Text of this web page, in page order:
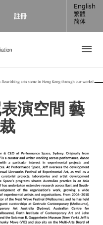
on youtube
media on
media on
註冊
English
繁體
简体
演空間 藝